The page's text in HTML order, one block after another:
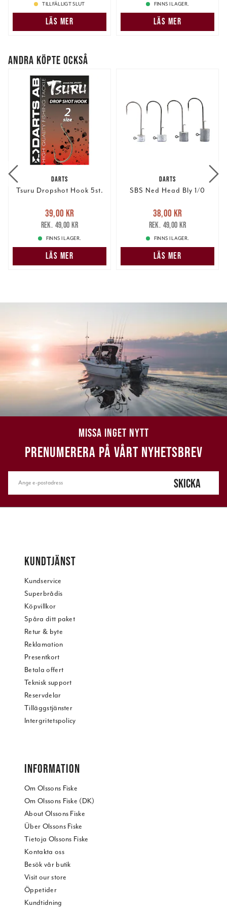
TILLFÄLLIGT SLUT
LÄS MER
FINNS I LAGER.
LÄS MER
ANDRA KÖPTE OCKSÅ
DARTS
Tsuru Dropshot Hook 5st.
Nuvarande pris
39,00 krTidigare pris
49,00 kr
39,00 kr
49,00 kr
FINNS I LAGER.
LÄS MER
DARTS
SBS Ned Head Bly 1/0
Nuvarande pris
38,00 krTidigare pris
49,00 kr
38,00 kr
49,00 kr
FINNS I LAGER.
LÄS MER
MISSA INGET NYTT
PRENUMERERA PÅ VÅRT NYHETSBREV
SKICKA
KUNDTJÄNST
Kundservice
Superbrådis
Köpvillkor
Spåra ditt paket
Retur & byte
Reklamation
Presentkort
Betala offert
Teknisk support
Reservdelar
Tilläggstjänster
Intergritetspolicy
INFORMATION
Om Olssons Fiske
Om Olssons Fiske (DK)
About Olssons Fiske
Über Olssons Fiske
Tietoja Olssons Fiske
Kontakta oss
Besök vår butik
Visit our store
Öppetider
Kundtidning